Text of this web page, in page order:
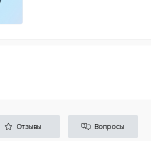
Отзывы Вопросы